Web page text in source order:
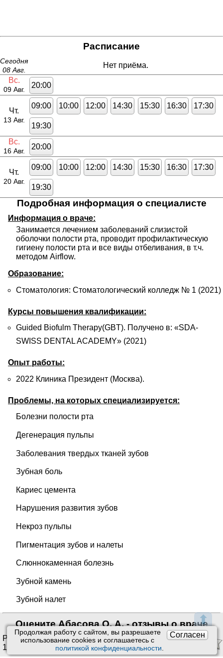
⬆
Согласен
Продолжая работу с сайтом, вы разрешаете
использование сookies и соглашаетесь с
политикой конфиденциальности.
Расписание
Сегодня
08 Авг.
Нет приёма.
Вс.
09 Авг.
20:00
Чт.
13 Авг.
09:00 10:00 12:00 14:30 15:30 16:30 17:30
19:30
Вс.
16 Авг.
20:00
Чт.
20 Авг.
09:00 10:00 12:00 14:30 15:30 16:30 17:30
19:30
Подробная информация о специалисте
Информация о враче:
Занимается лечением заболеваний слизистой
оболочки полости рта, проводит профилактическую
гигиену полости рта и все виды отбеливания, в т.ч.
методом Airflow.
Образование:
Стоматология: Стоматологический колледж № 1 (2021)
Курсы повышения квалификации:
Guided Biofulm Therapy(GBT). Получено в: «SDA-
SWISS DENTAL ACADEMY» (2021)
Опыт работы:
2022 Клиника Президент (Москва).
Проблемы, на которых специализируется:
Болезни полости рта
Дегенерация пульпы
Заболевания твердых тканей зубов
Зубная боль
Кариес цемента
Нарушения развития зубов
Некроз пульпы
Пигментация зубов и налеты
Слюннокаменная болезнь
Зубной камень
Зубной налет
Оцените Абасова О. А. - отзывы о враче
Рейтинг:4.11/5. Оценок:
15